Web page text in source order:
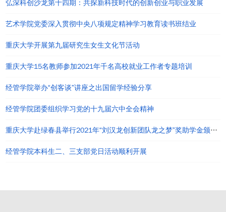
弘深科创沙龙第十四期：共探新科技时代的创新创业与职业发展
艺术学院党委深入贯彻中央八项规定精神学习教育读书班结业
重庆大学开展第九届研究生女生文化节活动
重庆大学15名教师参加2021年千名高校就业工作者专题培训
经管学院举办“创客谈”讲座之出国留学经验分享
经管学院团委组织学习党的十九届六中全会精神
重庆大学赴绿春县举行2021年“刘汉龙创新团队龙之梦”奖助学金颁发仪式
经管学院本科生二、三支部党日活动顺利开展